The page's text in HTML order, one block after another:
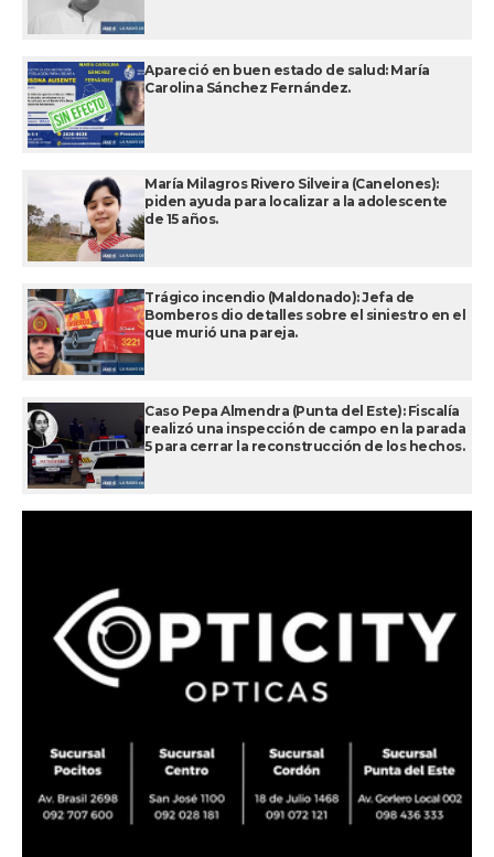
Apareció en buen estado de salud: María
Carolina Sánchez Fernández.
María Milagros Rivero Silveira (Canelones):
piden ayuda para localizar a la adolescente
de 15 años.
Trágico incendio (Maldonado): Jefa de
Bomberos dio detalles sobre el siniestro en el
que murió una pareja.
Caso Pepa Almendra (Punta del Este): Fiscalía
realizó una inspección de campo en la parada
5 para cerrar la reconstrucción de los hechos.